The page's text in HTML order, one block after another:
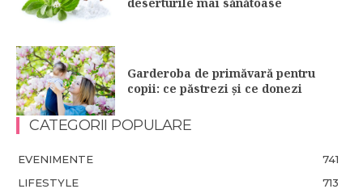
Garderoba de primăvară pentru
copii: ce păstrezi și ce donezi
CATEGORII POPULARE
EVENIMENTE
741
LIFESTYLE
713